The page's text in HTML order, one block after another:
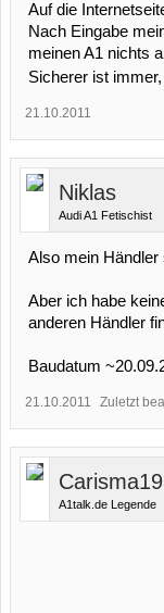
Auf die
Nach Eingabe
meinen A1 nichts
Sicherer ist
21.10.2011
Niklas
Audi A1 Fetischist
Also mein Händler
Aber ich habe
anderen Händler
Baudatum
21.10.2011 Zuletzt
A1talk.de Legende